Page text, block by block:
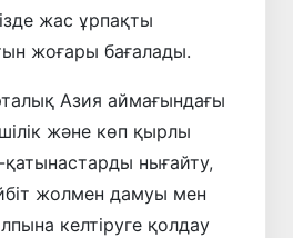
жас ұрпақты
жоғары бағалады.
Азия аймағындағы
және көп қырлы
қатынастарды нығайту,
жолмен дамуы мен
келтіруге қолдау